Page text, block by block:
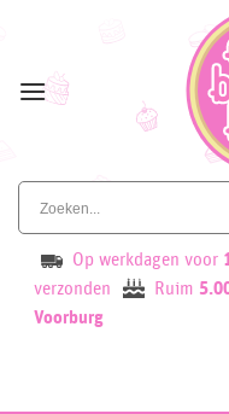
content
Op werkdagen voor
verzonden
Ruim
Voorburg